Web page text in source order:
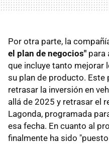
Por otra parte, la
el plan de negocios" para
que incluye tanto mejorar
su plan de producto. Este
retrasar la inversión en
allá de 2025 y retrasar el
Lagonda, programada
esa fecha. En cuanto al
finalmente ha sido